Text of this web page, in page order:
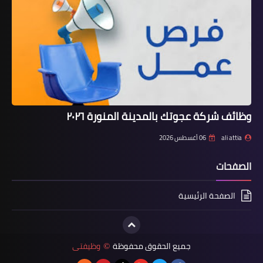
وظائف شركة عجوتك بالمدينة المنورة ٢٠٢٦
ali attia 06 أغسطس 2026
الصفحات
الصفحة الرئيسية
جميع الحقوق محفوظة © وظيفتى